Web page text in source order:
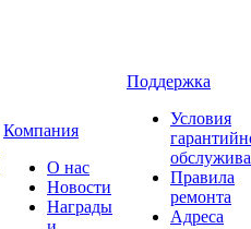
Компания
О нас
Новости
Награды
Поддержка
Условия
Правила
ремонта
Адреса